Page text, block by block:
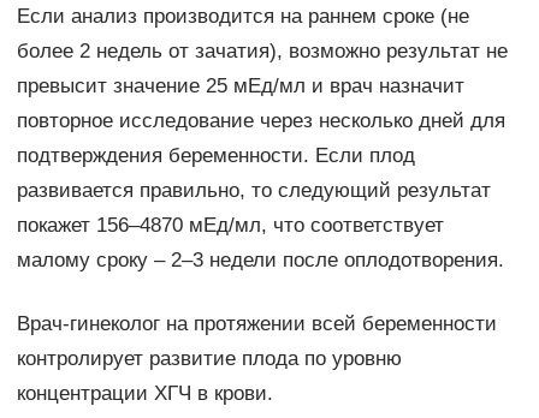
Если анализ производится на раннем сроке (не
более 2 недель от зачатия), возможно результат не
превысит значение 25 мЕд/мл и врач назначит
повторное исследование через несколько дней для
подтверждения беременности. Если плод
развивается правильно, то следующий результат
покажет 156–4870 мЕд/мл, что соответствует
малому сроку – 2–3 недели после оплодотворения.
Врач-гинеколог на протяжении всей беременности
контролирует развитие плода по уровню
концентрации ХГЧ в крови.